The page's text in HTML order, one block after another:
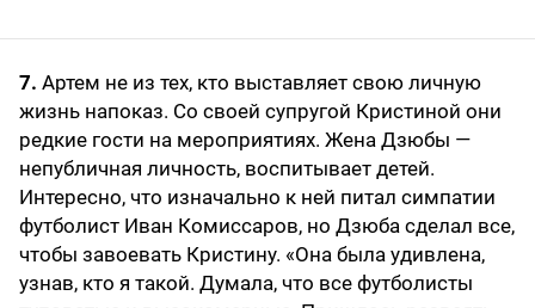
7. Артем не из тех, кто выставляет свою личную
жизнь напоказ. Со своей супругой Кристиной они
редкие гости на мероприятиях. Жена Дзюбы —
непубличная личность, воспитывает детей.
Интересно, что изначально к ней питал симпатии
футболист Иван Комиссаров, но Дзюба сделал все,
чтобы завоевать Кристину. «Она была удивлена,
узнав, кто я такой. Думала, что все футболисты